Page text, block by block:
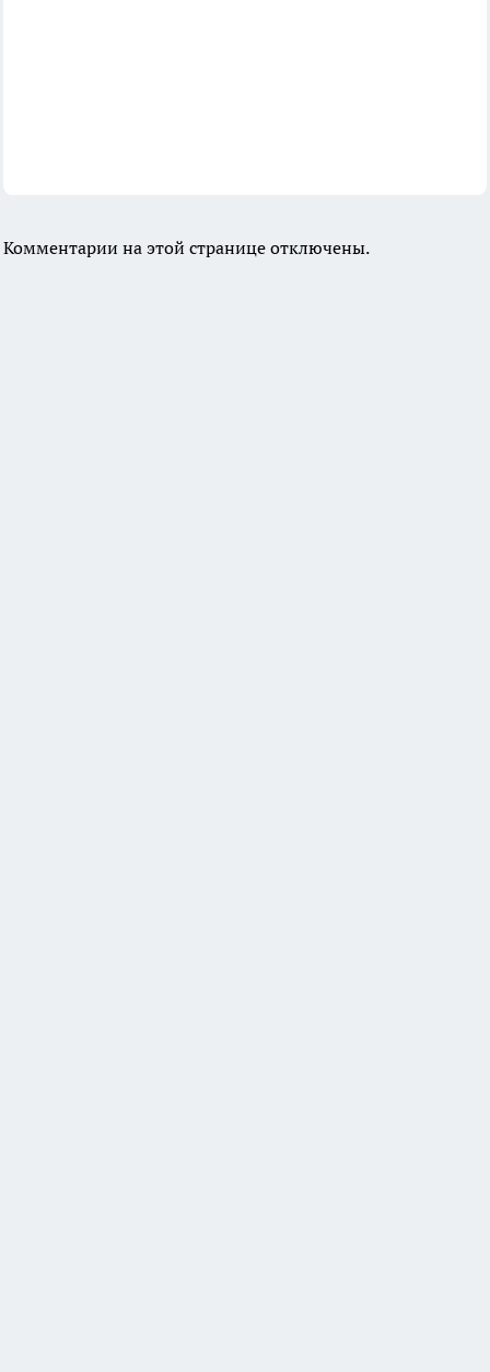
Комментарии на этой странице отключены.